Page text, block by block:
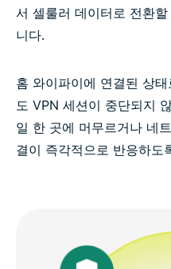
서 셀룰러 데이터로 전환
니다.
홈 와이파이에 연결된 상
도 VPN 세션이 중단되지
일 한 곳에 머무르거나 네
결이 즉각적으로 반응하도